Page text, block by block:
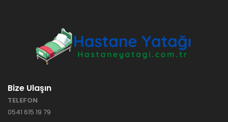
Bize Ulaşın
TELEFON
0541 615 19 79